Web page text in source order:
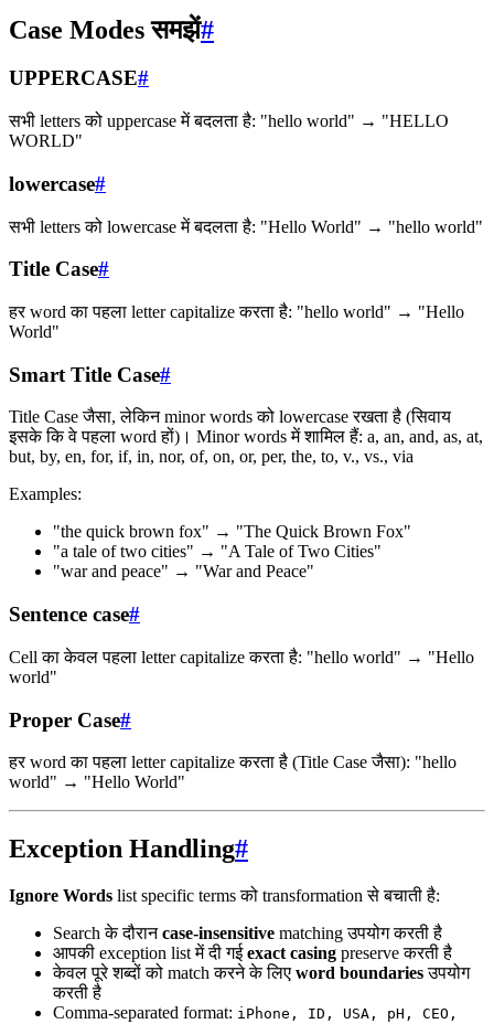
Case Modes समझें#
UPPERCASE#
सभी letters को uppercase में बदलता है: "hello world" → "HELLO
WORLD"
lowercase#
सभी letters को lowercase में बदलता है: "Hello World" → "hello world"
Title Case#
हर word का पहला letter capitalize करता है: "hello world" → "Hello
World"
Smart Title Case#
Title Case जैसा, लेकिन minor words को lowercase रखता है (सिवाय
इसके कि वे पहला word हों)। Minor words में शामिल हैं: a, an, and, as, at,
but, by, en, for, if, in, nor, of, on, or, per, the, to, v., vs., via
Examples:
"the quick brown fox" → "The Quick Brown Fox"
"a tale of two cities" → "A Tale of Two Cities"
"war and peace" → "War and Peace"
Sentence case#
Cell का केवल पहला letter capitalize करता है: "hello world" → "Hello
world"
Proper Case#
हर word का पहला letter capitalize करता है (Title Case जैसा): "hello
world" → "Hello World"
Exception Handling#
Ignore Words list specific terms को transformation से बचाती है:
Search के दौरानcase-insensitive matching उपयोग करती है
आपकी exception list में दी गईexact casing preserve करती है
केवल पूरे शब्दों को match करने के लिए word boundariesउपयोग
करती है
Comma-separated format: iPhone, ID, USA, pH, CEO,